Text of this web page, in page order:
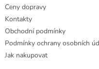
Ceny dopravy
Kontakty
Obchodní podmínky
Podmínky ochrany osobních
Jak nakupovat